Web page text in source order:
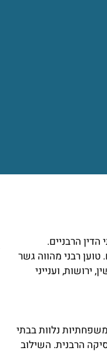
הרבניים.
רבני מהווה גשר
ירושות, וענייני
נלוות בבתי
הרבנית. השילוב